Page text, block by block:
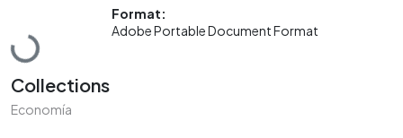
Loading...
Format:
Adobe Portable Document Format
Collections
Economía